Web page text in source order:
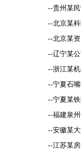
--贵州某
--北京某
--北京某
--辽宁某
--浙江某
--宁夏石
--宁夏某
--福建泉
--安徽某
--江苏某